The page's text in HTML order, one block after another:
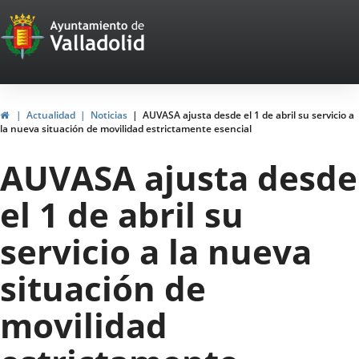
Portal
Web
del
Ayuntamiento
de
Valladolid
HomeActualidad Noticias
AUVASA ajusta desde el 1 de abril su servicio a
la nueva situación de movilidad estrictamente esencial
AUVASA ajusta desde
el 1 de abril su
servicio a la nueva
situación de
movilidad